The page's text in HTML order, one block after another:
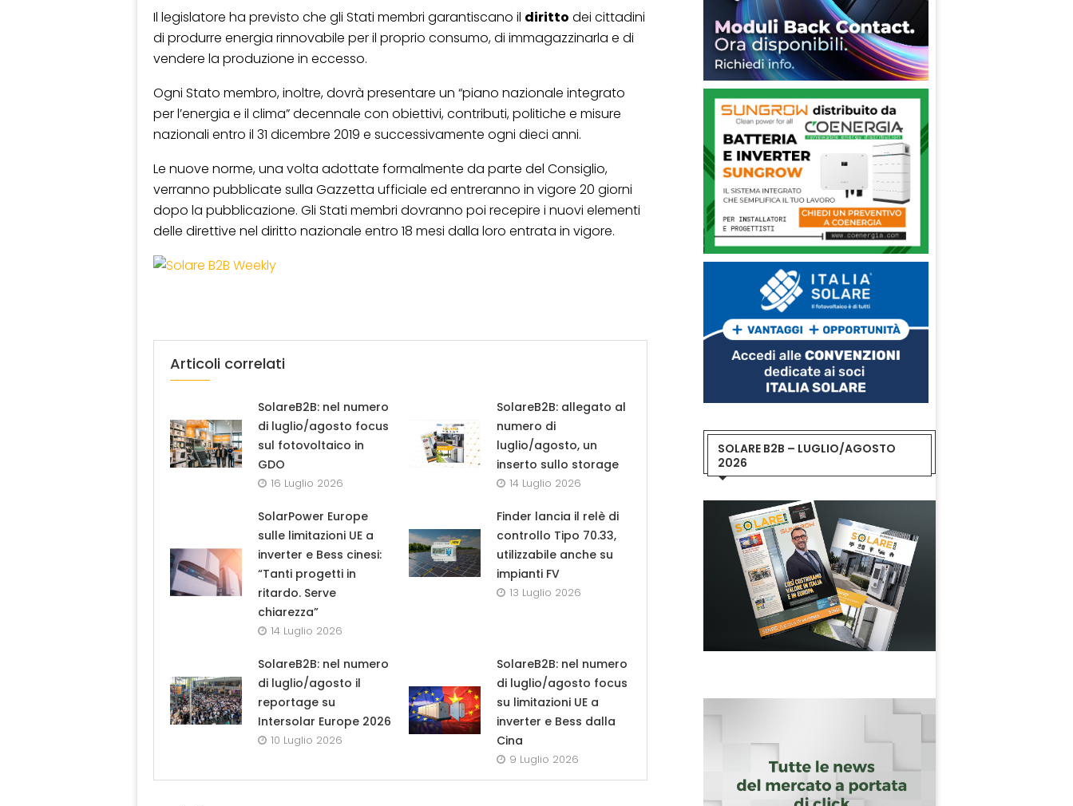
Il legislatore ha previsto che gli Stati membri garantiscano il diritto dei cittadini
di produrre energia rinnovabile per il proprio consumo, di immagazzinarla e di
vendere la produzione in eccesso.
Ogni Stato membro, inoltre, dovrà presentare un “piano nazionale integrato
per l’energia e il clima” decennale con obiettivi, contributi, politiche e misure
nazionali entro il 31 dicembre 2019 e successivamente ogni dieci anni.
Le nuove norme, una volta adottate formalmente da parte del Consiglio,
verranno pubblicate sulla Gazzetta ufficiale ed entreranno in vigore 20 giorni
dopo la pubblicazione. Gli Stati membri dovranno poi recepire i nuovi elementi
delle direttive nel diritto nazionale entro 18 mesi dalla loro entrata in vigore.
Articoli correlati
SolareB2B: nel numero
di luglio/agosto focus
sul fotovoltaico in
GDO
16 Luglio 2026
SolareB2B: allegato al
numero di
luglio/agosto, un
inserto sullo storage
14 Luglio 2026
SolarPower Europe
sulle limitazioni UE a
inverter e Bess cinesi:
“Tanti progetti in
ritardo. Serve
chiarezza”
14 Luglio 2026
Finder lancia il relè di
controllo Tipo 70.33,
utilizzabile anche su
impianti FV
13 Luglio 2026
SolareB2B: nel numero
di luglio/agosto il
reportage su
Intersolar Europe 2026
10 Luglio 2026
SolareB2B: nel numero
di luglio/agosto focus
su limitazioni UE a
inverter e Bess dalla
Cina
9 Luglio 2026
SOLARE B2B – LUGLIO/AGOSTO
2026